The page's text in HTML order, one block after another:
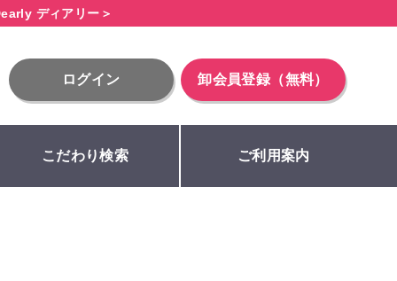
ディアリー＞
ログイン 卸会員登録（無料）
こだわり検索 ご利用案内